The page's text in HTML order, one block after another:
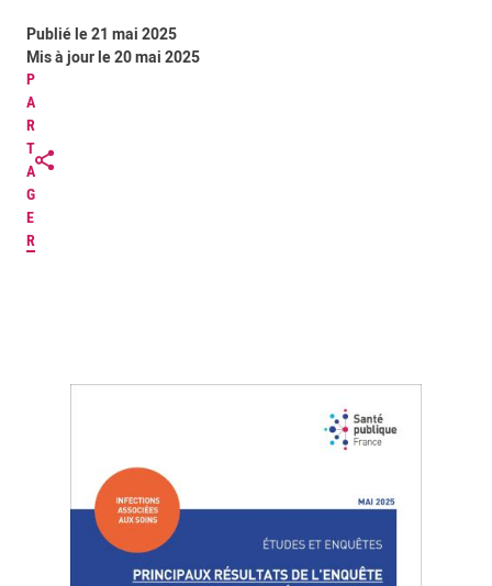
P
A
R
T
A
G
E
R
Publié le 21 mai 2025
Mis à jour le 20 mai 2025